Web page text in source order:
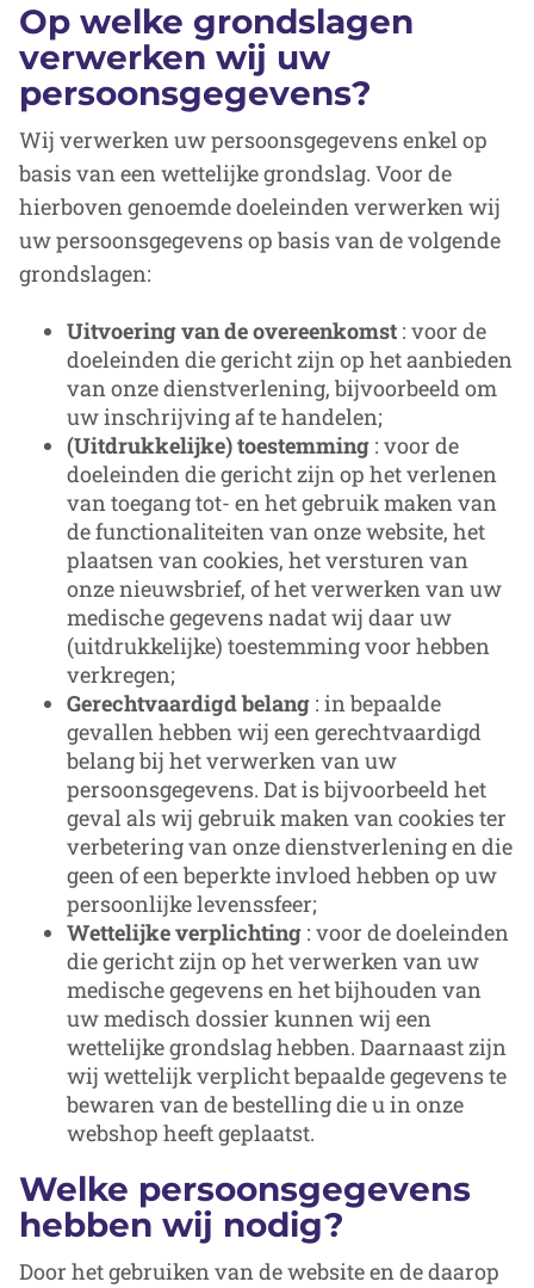
Op welke grondslagen
verwerken wij uw
persoonsgegevens?
Wij verwerken uw persoonsgegevens enkel op
basis van een wettelijke grondslag. Voor de
hierboven genoemde doeleinden verwerken wij
uw persoonsgegevens op basis van de volgende
grondslagen:
Uitvoering van de overeenkomst : voor de
doeleinden die gericht zijn op het aanbieden
van onze dienstverlening, bijvoorbeeld om
uw inschrijving af te handelen;
(Uitdrukkelijke) toestemming : voor de
doeleinden die gericht zijn op het verlenen
van toegang tot- en het gebruik maken van
de functionaliteiten van onze website, het
plaatsen van cookies, het versturen van
onze nieuwsbrief, of het verwerken van uw
medische gegevens nadat wij daar uw
(uitdrukkelijke) toestemming voor hebben
verkregen;
Gerechtvaardigd belang : in bepaalde
gevallen hebben wij een gerechtvaardigd
belang bij het verwerken van uw
persoonsgegevens. Dat is bijvoorbeeld het
geval als wij gebruik maken van cookies ter
verbetering van onze dienstverlening en die
geen of een beperkte invloed hebben op uw
persoonlijke levenssfeer;
Wettelijke verplichting : voor de doeleinden
die gericht zijn op het verwerken van uw
medische gegevens en het bijhouden van
uw medisch dossier kunnen wij een
wettelijke grondslag hebben. Daarnaast zijn
wij wettelijk verplicht bepaalde gegevens te
bewaren van de bestelling die u in onze
webshop heeft geplaatst.
Welke persoonsgegevens
hebben wij nodig?
Door het gebruiken van de website en de daarop